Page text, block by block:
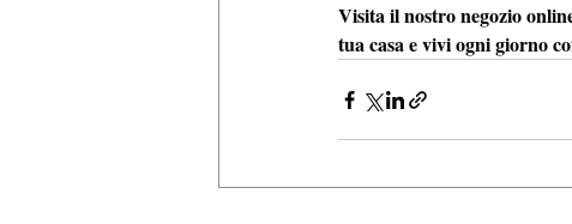
Visita il nostro negozio
tua casa e vivi ogni giorno